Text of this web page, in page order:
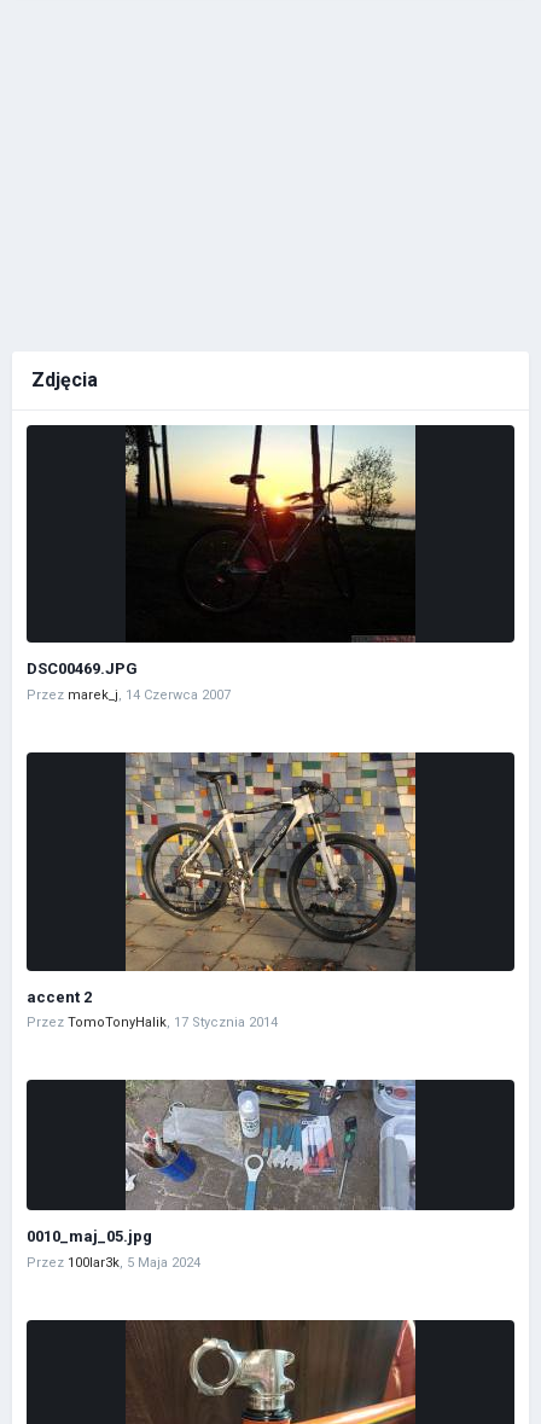
Zdjęcia
DSC00469.JPG
Przez marek_j, 14 Czerwca 2007
accent 2
Przez TomoTonyHalik, 17 Stycznia 2014
0010_maj_05.jpg
Przez 100lar3k, 5 Maja 2024